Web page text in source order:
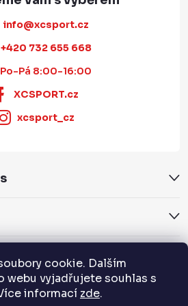
cookie. Dalším
webu vyjadřujete souhlas s
informací zde.
info@xcsport.cz
+420 732 655 668
Po-Pá 8:00-16:00
XCSPORT.cz
xcsport_cz